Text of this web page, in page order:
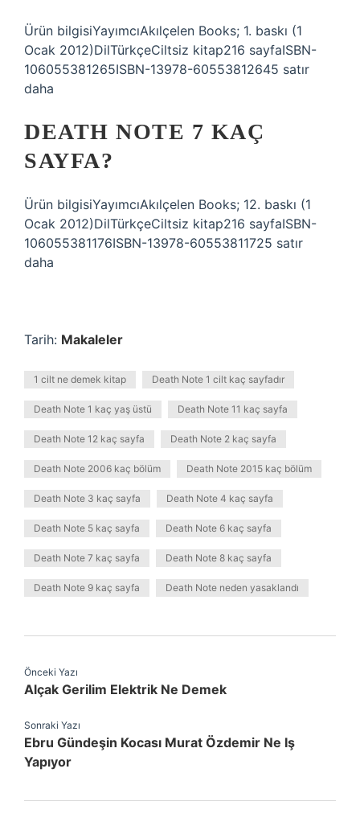
Ürün bilgisiYayımcıAkılçelen Books; 1. baskı (1
Ocak 2012)DilTürkçeCiltsiz kitap216 sayfaISBN-
106055381265ISBN-13978-60553812645 satır
daha
DEATH NOTE 7 KAÇ
SAYFA?
Ürün bilgisiYayımcıAkılçelen Books; 12. baskı (1
Ocak 2012)DilTürkçeCiltsiz kitap216 sayfaISBN-
106055381176ISBN-13978-60553811725 satır
daha
Tarih: Makaleler
1 cilt ne demek kitap Death Note 1 cilt kaç sayfadır
Death Note 1 kaç yaş üstü Death Note 11 kaç sayfa
Death Note 12 kaç sayfa Death Note 2 kaç sayfa
Death Note 2006 kaç bölüm Death Note 2015 kaç bölüm
Death Note 3 kaç sayfa Death Note 4 kaç sayfa
Death Note 5 kaç sayfa Death Note 6 kaç sayfa
Death Note 7 kaç sayfa Death Note 8 kaç sayfa
Death Note 9 kaç sayfa Death Note neden yasaklandı
Önceki Yazı
Alçak Gerilim Elektrik Ne Demek
Sonraki Yazı
Ebru Gündeşin Kocası Murat Özdemir Ne Iş
Yapıyor